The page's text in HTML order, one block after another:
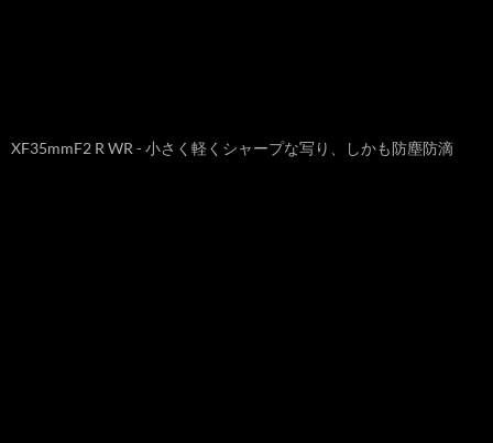
XF35mmF2 R WR - 小さく軽くシャープな写り、しかも防塵防滴